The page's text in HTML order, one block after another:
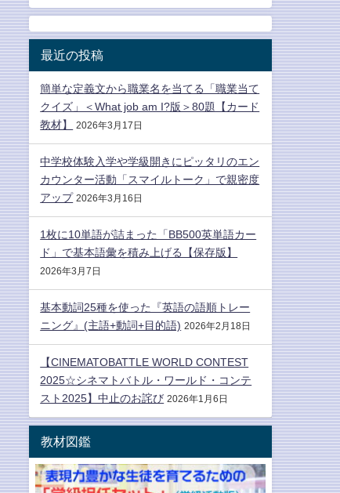
最近の投稿
簡単な定義文から職業名を当てる「職業当て
クイズ」＜What job am I?版＞80題【カード
教材】
2026年3月17日
中学校体験入学や学級開きにピッタリのエン
カウンター活動「スマイルトーク」で親密度
アップ 2026年3月16日
1枚に10単語が詰まった「BB500英単語カー
ド」で基本語彙を積み上げる【保存版】
2026年3月7日
基本動詞25種を使った『英語の語順トレー
ニング』(主語+動詞+目的語) 2026年2月18日
【CINEMATOBATTLE WORLD CONTEST
2025☆シネマトバトル・ワールド・コンテ
スト2025】中止のお詫び 2026年1月6日
教材図鑑